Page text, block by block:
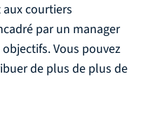
courtiers
par un manager
Vous pouvez
de plus de plus de